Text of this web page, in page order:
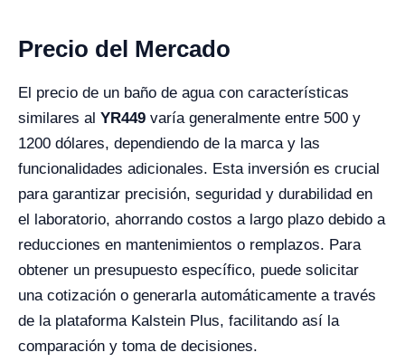
Precio del Mercado
El precio de un baño de agua con características
similares al YR449 varía generalmente entre 500 y
1200 dólares, dependiendo de la marca y las
funcionalidades adicionales. Esta inversión es crucial
para garantizar precisión, seguridad y durabilidad en
el laboratorio, ahorrando costos a largo plazo debido a
reducciones en mantenimientos o remplazos. Para
obtener un presupuesto específico, puede solicitar
una cotización o generarla automáticamente a través
de la plataforma Kalstein Plus, facilitando así la
comparación y toma de decisiones.